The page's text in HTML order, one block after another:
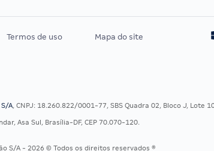
Residência Multiprofissional
Termos de uso Mapa do site
A, CNPJ: 18.260.822/0001-77, SBS Quadra 02, Bloco J, Lote
Asa Sul, Brasília-DF, CEP 70.070-120.
S/A - 2026 © Todos os direitos reservados ®